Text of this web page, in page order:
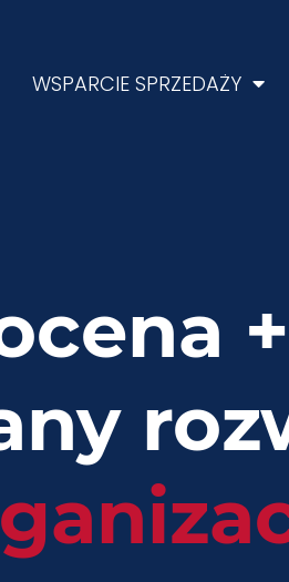
WSPARCIE SPRZEDAŻY
+
ganiza